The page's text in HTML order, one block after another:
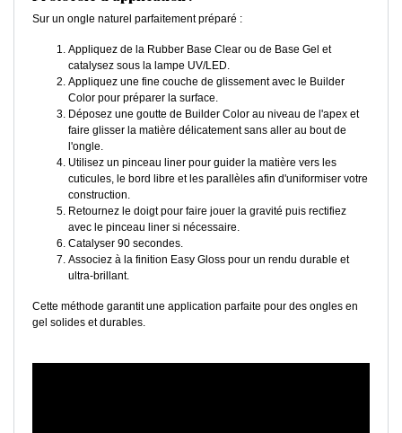
Sur un ongle naturel parfaitement préparé :
Appliquez de la Rubber Base Clear ou de Base Gel et
catalysez sous la lampe UV/LED.
Appliquez une fine couche de glissement avec le Builder
Color pour préparer la surface.
Déposez une goutte de Builder Color au niveau de l'apex et
faire glisser la matière délicatement sans aller au bout de
l'ongle.
Utilisez un pinceau liner pour guider la matière vers les
cuticules, le bord libre et les parallèles afin d'uniformiser votre
construction.
Retournez le doigt pour faire jouer la gravité puis rectifiez
avec le pinceau liner si nécessaire.
Catalyser 90 secondes.
Associez à la finition Easy Gloss pour un rendu durable et
ultra-brillant.
Cette méthode garantit une application parfaite pour des ongles en
gel solides et durables.